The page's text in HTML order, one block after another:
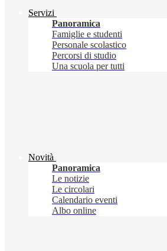
Servizi
Panoramica
Famiglie e studenti
Personale scolastico
Percorsi di studio
Una scuola per tutti
Novità
Panoramica
Le notizie
Le circolari
Calendario eventi
Albo online